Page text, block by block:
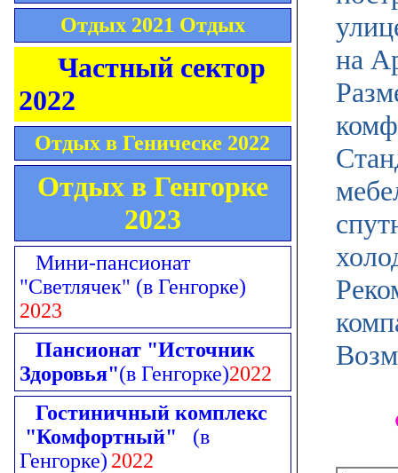
Отдых 2021 Отдых
Частный сектор
2022
Отдых в Геническе 2022
Отдых в Генгорке
2023
Мини-пансионат
"Светлячек" (в Генгорке)
2023
Пансионат "Источник
Здоровья"(в Генгорке)2022
Гостиничный комплекс
"Комфортный" (в
Генгорке) 2022
на